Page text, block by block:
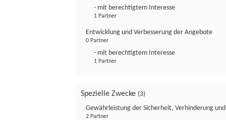
- mit berechtigtem Interesse
1 Partner
Entwicklung und Verbesserung der Angebote
0 Partner
- mit berechtigtem Interesse
1 Partner
Spezielle Zwecke (3)
Gewährleistung der Sicherheit, Verhinderung
2 Partner